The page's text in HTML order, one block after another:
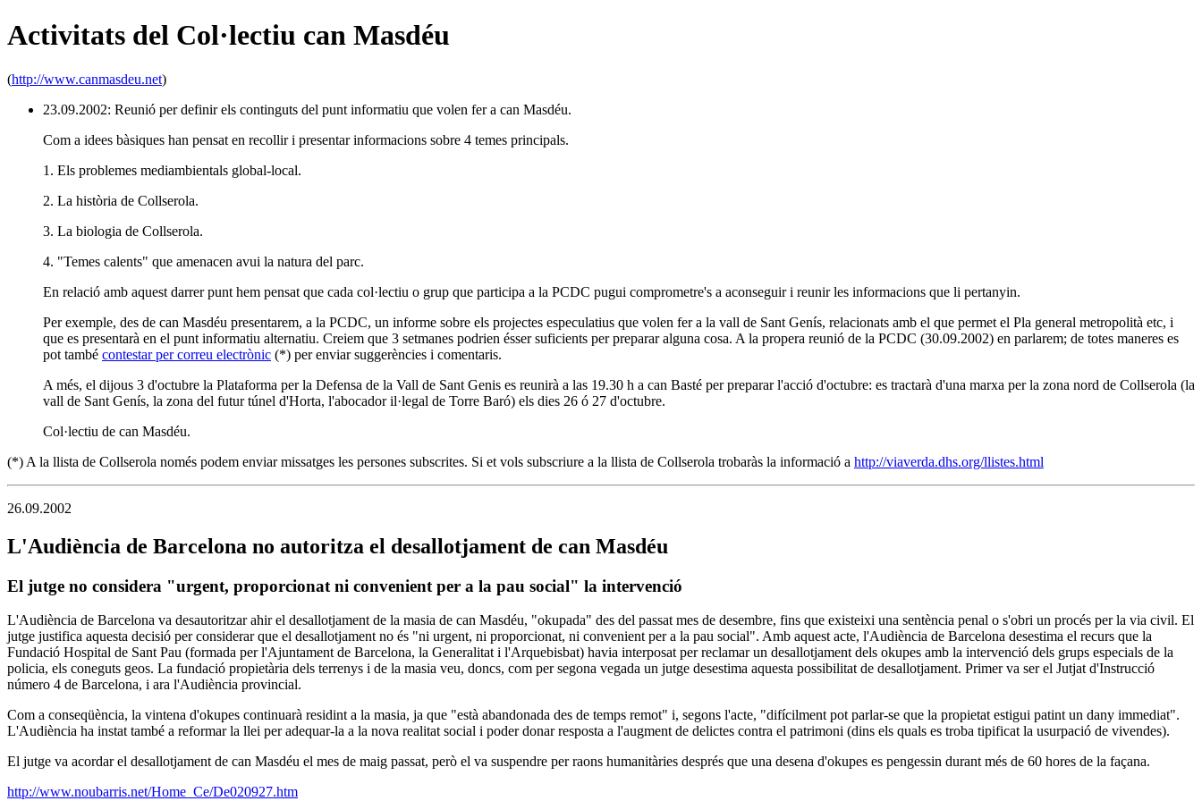
Activitats del Col·lectiu can Masdéu
(http://www.canmasdeu.net)
23.09.2002: Reunió per definir els continguts del punt informatiu que volen fer a can Masdéu.
Com a idees bàsiques han pensat en recollir i presentar informacions sobre 4 temes principals.
1. Els problemes mediambientals global-local.
2. La història de Collserola.
3. La biologia de Collserola.
4. "Temes calents" que amenacen avui la natura del parc.
En relació amb aquest darrer punt hem pensat que cada col·lectiu o grup que participa a la PCDC pugui comprometre's a aconseguir i reunir les informacions que li pertanyin.
Per exemple, des de can Masdéu presentarem, a la PCDC, un informe sobre els projectes especulatius que volen fer a la vall de Sant Genís, relacionats amb el que permet el Pla general metropolità etc, i
que es presentarà en el punt informatiu alternatiu. Creiem que 3 setmanes podrien ésser suficients per preparar alguna cosa. A la propera reunió de la PCDC (30.09.2002) en parlarem; de totes maneres es
pot també contestar per correu electrònic (*) per enviar suggerències i comentaris.
A més, el dijous 3 d'octubre la Plataforma per la Defensa de la Vall de Sant Genis es reunirà a las 19.30 h a can Basté per preparar l'acció d'octubre: es tractarà d'una marxa per la zona nord de Collserola (la
vall de Sant Genís, la zona del futur túnel d'Horta, l'abocador il·legal de Torre Baró) els dies 26 ó 27 d'octubre.
Col·lectiu de can Masdéu.
(*) A la llista de Collserola només podem enviar missatges les persones subscrites. Si et vols subscriure a la llista de Collserola trobaràs la informació a http://viaverda.dhs.org/llistes.html
26.09.2002
L'Audiència de Barcelona no autoritza el desallotjament de can Masdéu
El jutge no considera "urgent, proporcionat ni convenient per a la pau social" la intervenció
L'Audiència de Barcelona va desautoritzar ahir el desallotjament de la masia de can Masdéu, "okupada" des del passat mes de desembre, fins que existeixi una sentència penal o s'obri un procés per la via civil. El
jutge justifica aquesta decisió per considerar que el desallotjament no és "ni urgent, ni proporcionat, ni convenient per a la pau social". Amb aquest acte, l'Audiència de Barcelona desestima el recurs que la
Fundació Hospital de Sant Pau (formada per l'Ajuntament de Barcelona, la Generalitat i l'Arquebisbat) havia interposat per reclamar un desallotjament dels okupes amb la intervenció dels grups especials de la
policia, els coneguts geos. La fundació propietària dels terrenys i de la masia veu, doncs, com per segona vegada un jutge desestima aquesta possibilitat de desallotjament. Primer va ser el Jutjat d'Instrucció
número 4 de Barcelona, i ara l'Audiència provincial.
Com a conseqüència, la vintena d'okupes continuarà residint a la masia, ja que "està abandonada des de temps remot" i, segons l'acte, "difícilment pot parlar-se que la propietat estigui patint un dany immediat".
L'Audiència ha instat també a reformar la llei per adequar-la a la nova realitat social i poder donar resposta a l'augment de delictes contra el patrimoni (dins els quals es troba tipificat la usurpació de vivendes).
El jutge va acordar el desallotjament de can Masdéu el mes de maig passat, però el va suspendre per raons humanitàries després que una desena d'okupes es pengessin durant més de 60 hores de la façana.
http://www.noubarris.net/Home_Ce/De020927.htm